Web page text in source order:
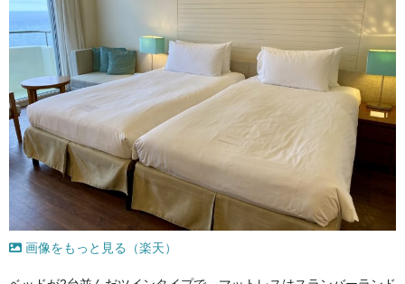
画像をもっと見る（楽天）